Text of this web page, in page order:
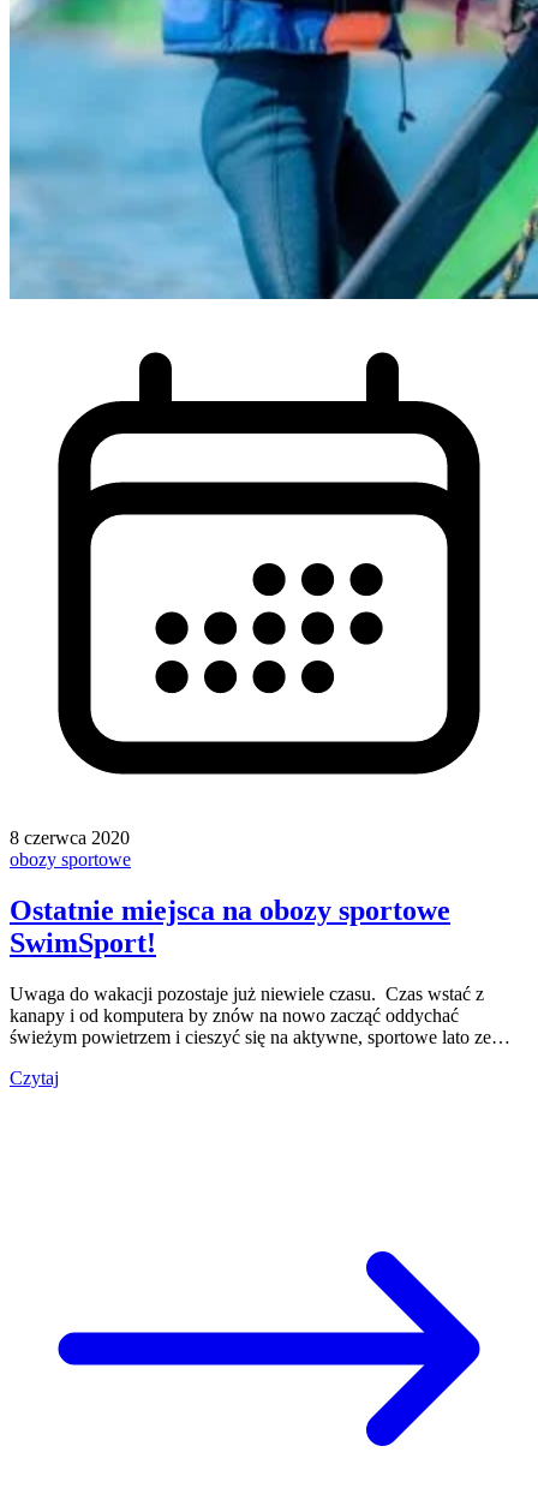
8 czerwca 2020
obozy sportowe
Ostatnie miejsca na obozy sportowe
SwimSport!
Uwaga do wakacji pozostaje już niewiele czasu. Czas wstać z
kanapy i od komputera by znów na nowo zacząć oddychać
świeżym powietrzem i cieszyć się na aktywne, sportowe lato ze…
Czytaj